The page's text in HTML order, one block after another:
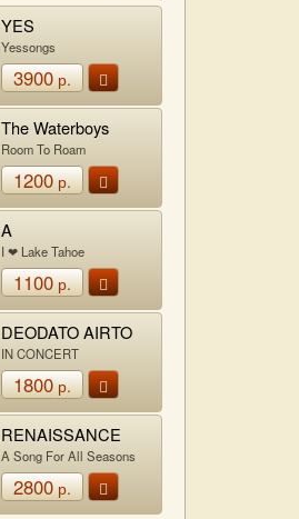
YES
Yessongs
3900р.
The Waterboys
Room To Roam
1200р.
A
I ❤ Lake Tahoe
1100р.
DEODATO AIRTO
IN CONCERT
1800р.
RENAISSANCE
A Song For All Seasons
2800р.